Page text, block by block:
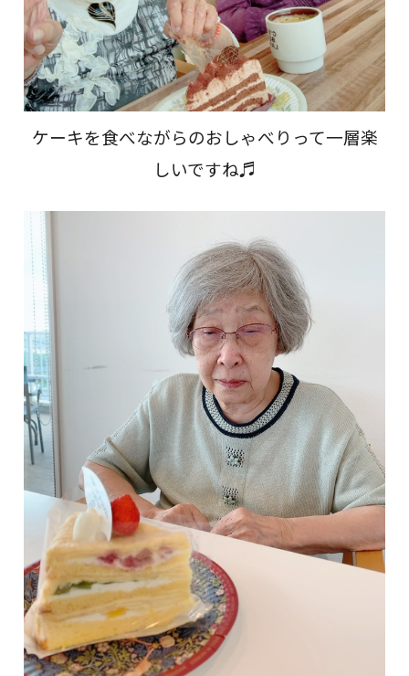
ケーキを食べながらのおしゃべりって一層楽
しいですね♬